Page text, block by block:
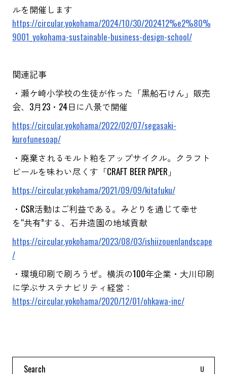
ルを開催します
https://circular.yokohama/2024/10/30/202412%e2%80%
9001_yokohama-sustainable-business-design-school/
関連記事
・瀬ケ崎小学校の生徒が作った「黒船石けん」販売
会、3月23・24日に八景で開催
https://circular.yokohama/2022/02/07/segasaki-
kurofunesoap/
・廃棄されるモルト粕をアップサイクル。クラフト
ビールを味わい尽くす「CRAFT BEER PAPER」
https://circular.yokohama/2021/09/09/kitafuku/
・CSR活動はご利益である。みどりを通じて幸せ
を“共有”する、石井造園の地域貢献
https://circular.yokohama/2023/08/03/ishiizouenlandscape
/
・環境印刷で刷ろうぜ。横浜の100年企業・大川印刷
に学ぶサステナビリティ経営：
https://circular.yokohama/2020/12/01/ohkawa-inc/
Search